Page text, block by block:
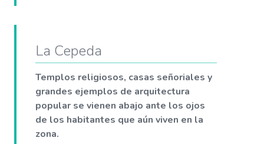
La Cepeda
Templos religiosos, casas señoriales y
grandes ejemplos de arquitectura
popular se vienen abajo ante los ojos
de los habitantes que aún viven en la
zona.